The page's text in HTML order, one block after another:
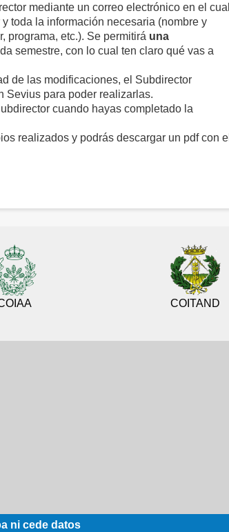
mediante un correo electrónico en el cual
toda la información necesaria (nombre y
programa, etc.). Se permitirá una
semestre, con lo cual ten claro qué vas a
de las modificaciones, el Subdirector
Sevius para poder realizarlas.
cuando hayas completado la
realizados y podrás descargar un pdf con el
COITAND
ni cede datos